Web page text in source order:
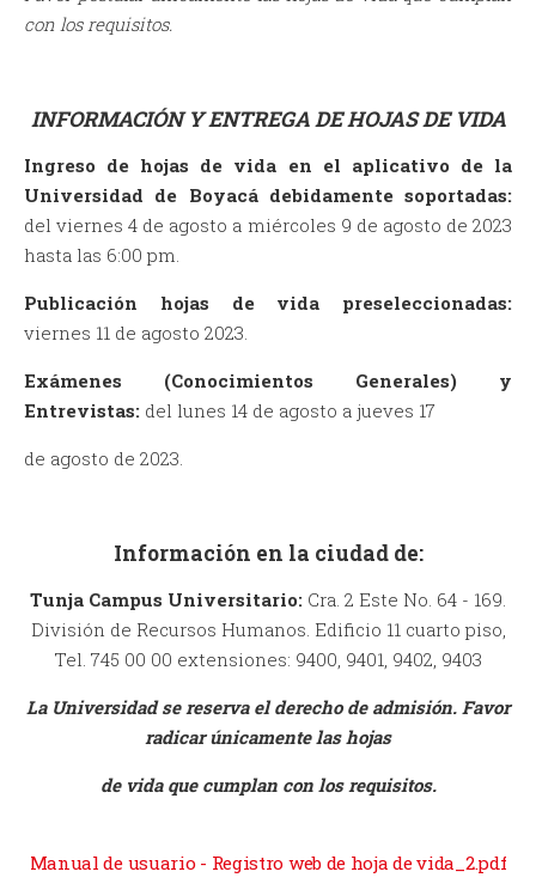
con los requisitos.
INFORMACIÓN Y ENTREGA DE HOJAS DE VIDA
Ingreso de hojas de vida en el aplicativo de la
Universidad de Boyacá debidamente soportadas:
del viernes 4 de agosto a miércoles 9 de agosto de 2023
hasta las 6:00 pm.
Publicación hojas de vida preseleccionadas:
viernes 11 de agosto 2023.
Exámenes (Conocimientos Generales) y
Entrevistas: del lunes 14 de agosto a jueves 17
de agosto de 2023.
Información en la ciudad de:
Tunja Campus Universitario: Cra. 2 Este No. 64 - 169.
División de Recursos Humanos. Edificio 11 cuarto piso,
Tel. 745 00 00 extensiones: 9400, 9401, 9402, 9403
La Universidad se reserva el derecho de admisión. Favor
radicar únicamente las hojas
de vida que cumplan con los requisitos.
Manual de usuario - Registro web de hoja de vida_2.pdf